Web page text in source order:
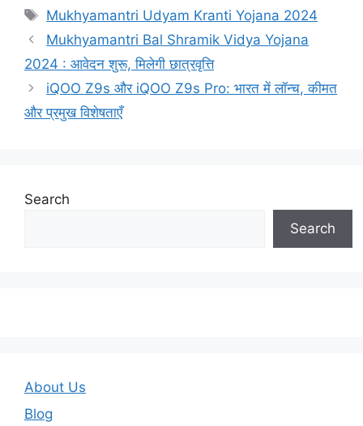
Tags
Mukhyamantri Udyam Kranti Yojana 2024
Mukhyamantri Bal Shramik Vidya Yojana
2024 : आवेदन शुरू, मिलेगी छात्रवृत्ति
iQOO Z9s और iQOO Z9s Pro: भारत में लॉन्च, कीमत
और प्रमुख विशेषताएँ
Search
Search
About Us
Blog